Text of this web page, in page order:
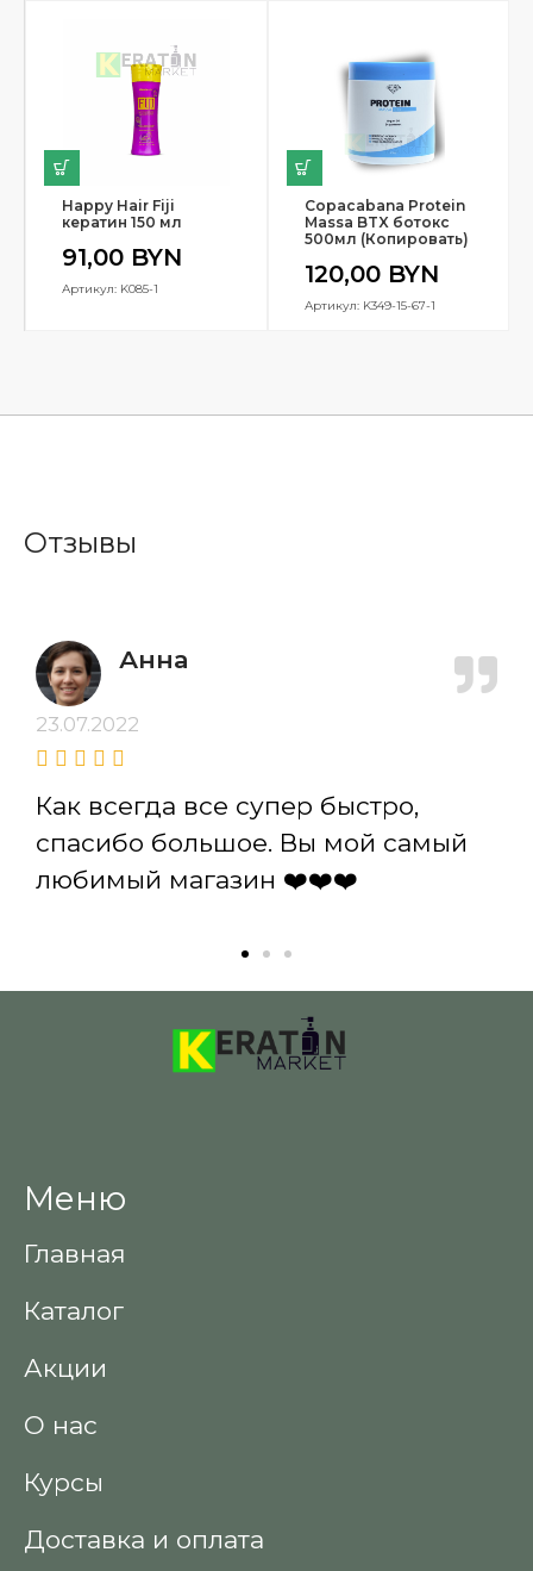
Happy Hair Fiji
кератин 150 мл
91,00 BYN
Артикул: K085-1
Copacabana Protein
Massa BTX ботокс
500мл (Копировать)
120,00 BYN
Артикул: K349-15-67-1
Отзывы
Анна
23.07.2022
Как всегда все супер быстро,
спасибо большое. Вы мой самый
любимый магазин ❤️❤️❤️
Меню
Главная
Каталог
Акции
О нас
Курсы
Доставка и оплата